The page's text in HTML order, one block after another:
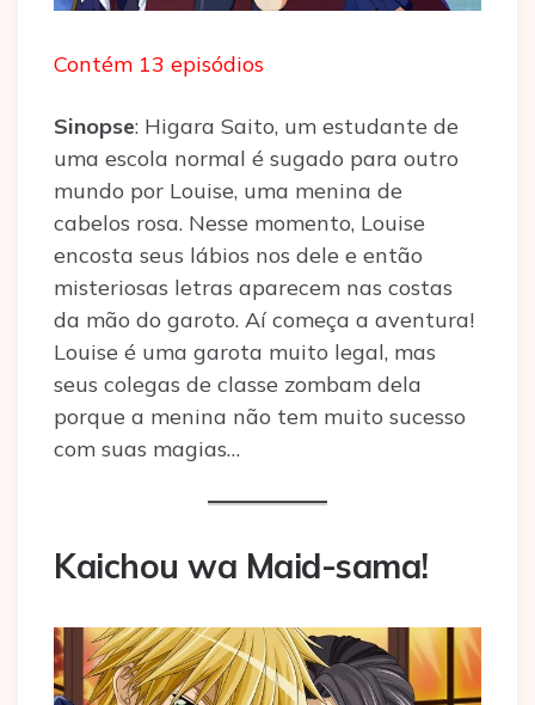
Contém 13 episódios
Sinopse: Higara Saito, um estudante de
uma escola normal é sugado para outro
mundo por Louise, uma menina de
cabelos rosa. Nesse momento, Louise
encosta seus lábios nos dele e então
misteriosas letras aparecem nas costas
da mão do garoto. Aí começa a aventura!
Louise é uma garota muito legal, mas
seus colegas de classe zombam dela
porque a menina não tem muito sucesso
com suas magias…
Kaichou wa Maid-sama!